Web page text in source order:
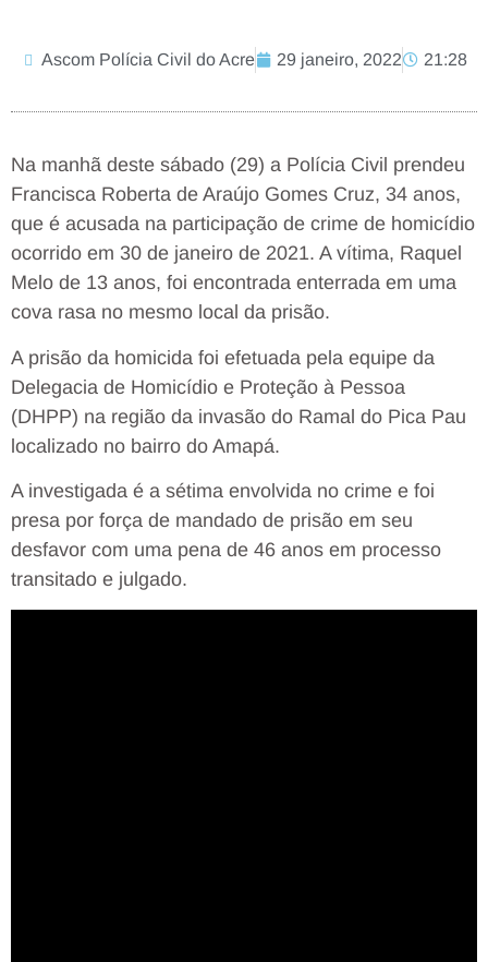
Ascom Polícia Civil do Acre 29 janeiro, 2022 21:28
Na manhã deste sábado (29) a Polícia Civil prendeu
Francisca Roberta de Araújo Gomes Cruz, 34 anos,
que é acusada na participação de crime de homicídio
ocorrido em 30 de janeiro de 2021. A vítima, Raquel
Melo de 13 anos, foi encontrada enterrada em uma
cova rasa no mesmo local da prisão.
A prisão da homicida foi efetuada pela equipe da
Delegacia de Homicídio e Proteção à Pessoa
(DHPP) na região da invasão do Ramal do Pica Pau
localizado no bairro do Amapá.
A investigada é a sétima envolvida no crime e foi
presa por força de mandado de prisão em seu
desfavor com uma pena de 46 anos em processo
transitado e julgado.